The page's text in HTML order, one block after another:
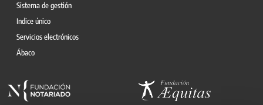
Sistema de gestión
Indice único
Servicios electrónicos
Ábaco